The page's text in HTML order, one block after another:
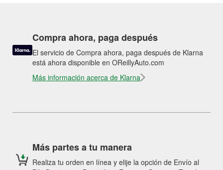
Compra ahora, paga después
El servicio de Compra ahora, paga después de Klarna
está ahora disponible en OReillyAuto.com
Más información acerca de Klarna
Más partes a tu manera
Realiza tu orden en línea y elije la opción de Envío al